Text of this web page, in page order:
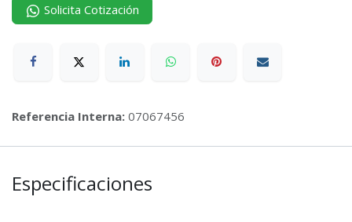
Solicita Cotización
Referencia Interna: 07067456
Especificaciones